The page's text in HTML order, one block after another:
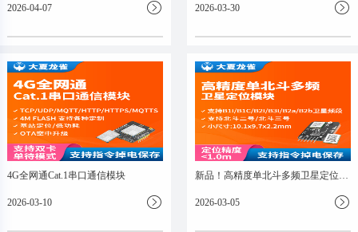
2026-04-07 2026-03-30
4G全网通Cat.1串口通信模块
2026-03-10
新品！高精度单北斗多频卫星定位模块
2026-03-05